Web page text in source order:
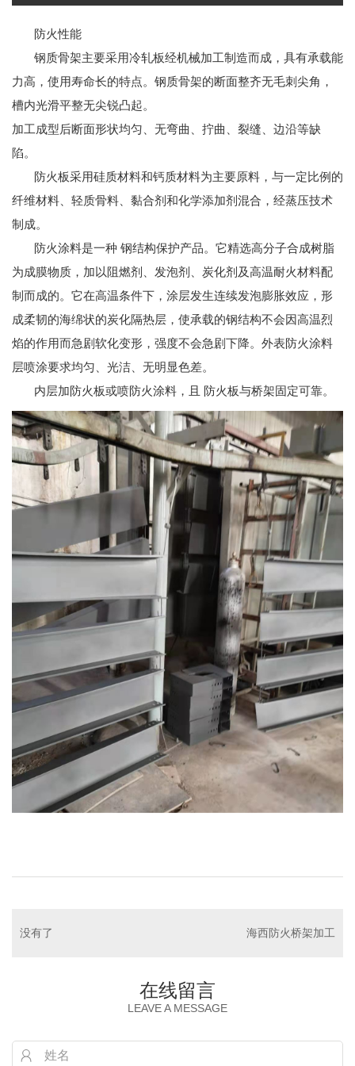
防火性能
钢质骨架主要采用冷轧板经机械加工制造而成，具有承载能
力高，使用寿命长的特点。钢质骨架的断面整齐无毛刺尖角，
槽内光滑平整无尖锐凸起。
加工成型后断面形状均匀、无弯曲、拧曲、裂缝、边沿等缺
陷。
防火板采用硅质材料和钙质材料为主要原料，与一定比例的
纤维材料、轻质骨料、黏合剂和化学添加剂混合，经蒸压技术
制成。
防火涂料是一种 钢结构保护产品。它精选高分子合成树脂
为成膜物质，加以阻燃剂、发泡剂、炭化剂及高温耐火材料配
制而成的。它在高温条件下，涂层发生连续发泡膨胀效应，形
成柔韧的海绵状的炭化隔热层，使承载的钢结构不会因高温烈
焰的作用而急剧软化变形，强度不会急剧下降。外表防火涂料
层喷涂要求均匀、光洁、无明显色差。
内层加防火板或喷防火涂料，且 防火板与桥架固定可靠。
没有了 海西防火桥架加工
在线留言
LEAVE A MESSAGE